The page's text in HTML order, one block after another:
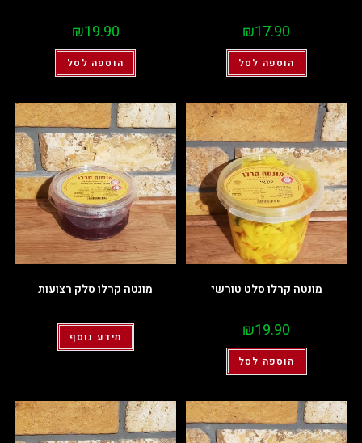
₪17.90
הוספה לסל
₪19.90
הוספה לסל
מונטה קרלו סלט טורשי
₪19.90
הוספה לסל
מונטה קרלו סלק רצועות
מידע נוסף